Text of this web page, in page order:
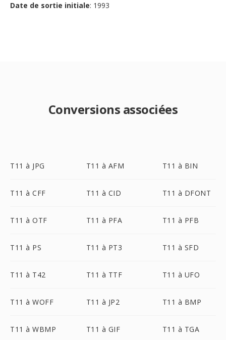
Date de sortie initiale: 1993
Conversions associées
T11 à JPG T11 à AFM T11 à BIN
T11 à CFF T11 à CID T11 à DFONT
T11 à OTF T11 à PFA T11 à PFB
T11 à PS T11 à PT3 T11 à SFD
T11 à T42 T11 à TTF T11 à UFO
T11 à WOFF T11 à JP2 T11 à BMP
T11 à WBMP T11 à GIF T11 à TGA